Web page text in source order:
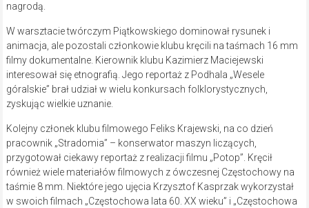
nagrodą.
W warsztacie twórczym Piątkowskiego dominował rysunek i
animacja, ale pozostali członkowie klubu kręcili na taśmach 16 mm
filmy dokumentalne. Kierownik klubu Kazimierz Maciejewski
interesował się etnografią. Jego reportaż z Podhala „Wesele
góralskie” brał udział w wielu konkursach folklorystycznych,
zyskując wielkie uznanie.
Kolejny członek klubu filmowego Feliks Krajewski, na co dzień
pracownik „Stradomia” – konserwator maszyn liczących,
przygotował ciekawy reportaż z realizacji filmu „Potop”. Kręcił
również wiele materiałów filmowych z ówczesnej Częstochowy na
taśmie 8 mm. Niektóre jego ujęcia Krzysztof Kasprzak wykorzystał
w swoich filmach „Częstochowa lata 60. XX wieku” i „Częstochowa